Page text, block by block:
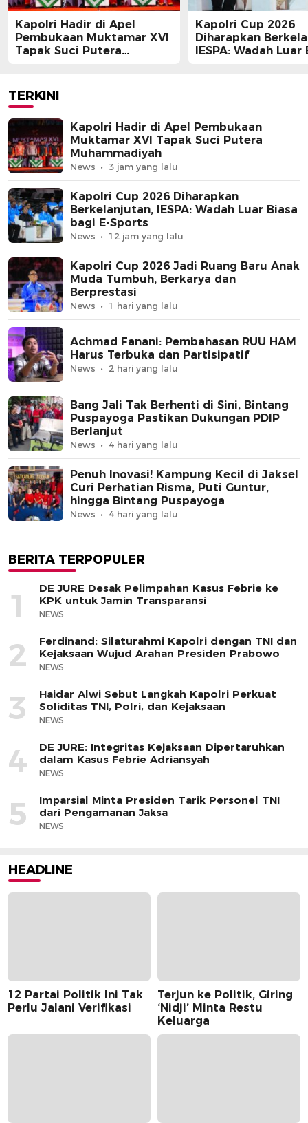
Kapolri Hadir di Apel
Pembukaan Muktamar XVI
Tapak Suci Putera
Kapolri Cup 2026
Diharapkan
IESPA: Wadah Luar
TERKINI
Kapolri Hadir di Apel Pembukaan
Muktamar XVI Tapak Suci Putera
Muhammadiyah
News 3 jam yang lalu
Kapolri Cup 2026 Diharapkan
Berkelanjutan, IESPA: Wadah Luar Biasa
bagi E-Sports
News 12 jam yang lalu
Kapolri Cup 2026 Jadi Ruang Baru Anak
Muda Tumbuh, Berkarya dan
Berprestasi
News 1 hari yang lalu
Achmad Fanani: Pembahasan RUU HAM
Harus Terbuka dan Partisipatif
News 2 hari yang lalu
Bang Jali Tak Berhenti di Sini, Bintang
Puspayoga Pastikan Dukungan PDIP
Berlanjut
News 4 hari yang lalu
Penuh Inovasi! Kampung Kecil di Jaksel
Curi Perhatian Risma, Puti Guntur,
hingga Bintang Puspayoga
News 4 hari yang lalu
BERITA TERPOPULER
1
DE JURE Desak Pelimpahan Kasus Febrie ke
KPK untuk Jamin Transparansi
NEWS
2
Ferdinand: Silaturahmi Kapolri dengan TNI dan
Kejaksaan Wujud Arahan Presiden Prabowo
NEWS
3
Haidar Alwi Sebut Langkah Kapolri Perkuat
Soliditas TNI, Polri, dan Kejaksaan
NEWS
4
DE JURE: Integritas Kejaksaan Dipertaruhkan
dalam Kasus Febrie Adriansyah
NEWS
5
Imparsial Minta Presiden Tarik Personel TNI
dari Pengamanan Jaksa
NEWS
HEADLINE
12 Partai Politik Ini Tak
Perlu Jalani Verifikasi
Terjun ke Politik, Giring
‘Nidji’ Minta Restu
Keluarga